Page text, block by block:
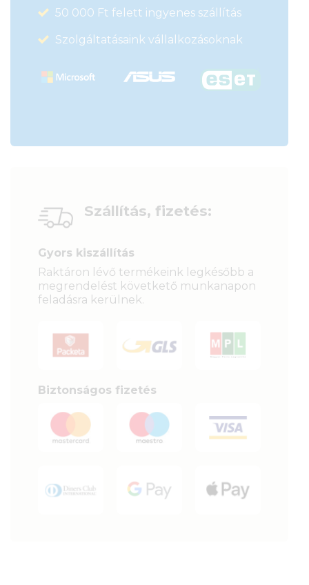
50 000 Ft felett ingyenes szállítás
Szolgáltatásaink vállalkozásoknak
Szállítás, fizetés:
Gyors kiszállítás
Raktáron lévő termékeink legkésőbb a
megrendelést követkető munkanapon
feladásra kerülnek.
Biztonságos fizetés